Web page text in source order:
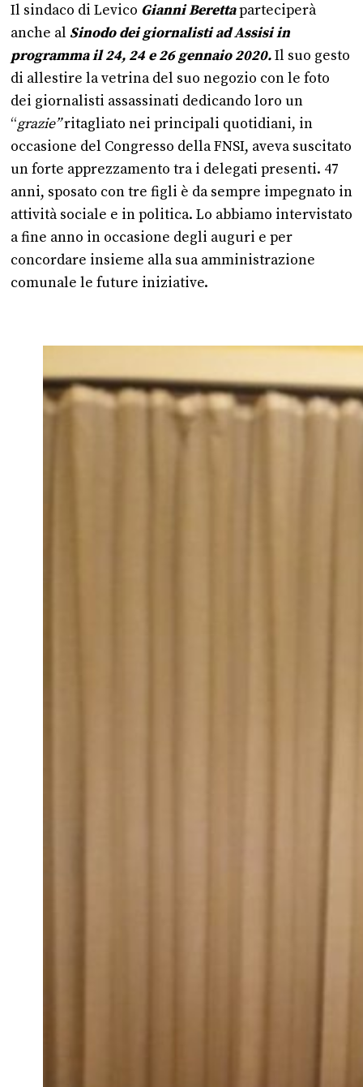
Il sindaco di Levico Gianni Berettaparteciperà
anche al Sinodo dei giornalisti ad Assisi in
programma il 24, 24 e 26 gennaio 2020.Il suo gesto
di allestire la vetrina del suo negozio con le foto
dei giornalisti assassinati dedicando loro un
“grazie”ritagliato nei principali quotidiani, in
occasione del Congresso della FNSI, aveva suscitato
un forte apprezzamento tra i delegati presenti. 47
anni, sposato con tre figli è da sempre impegnato in
attività sociale e in politica. Lo abbiamo intervistato
a fine anno in occasione degli auguri e per
concordare insieme alla sua amministrazione
comunale le future iniziative.